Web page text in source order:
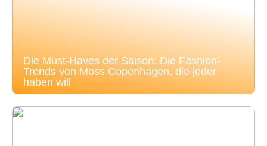
Die Must-Haves der Saison: Die Fashion-
Trends von Moss Copenhagen, die jeder
haben will